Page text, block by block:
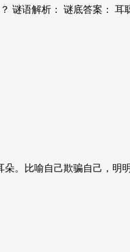
谜语解析： 谜底答案： 耳
。比喻自己欺骗自己，明